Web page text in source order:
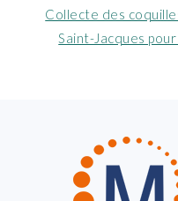
:
Article
suivant
Collecte des
Saint-Jacques